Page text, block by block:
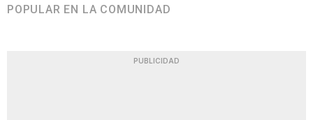
POPULAR EN LA COMUNIDAD
PUBLICIDAD